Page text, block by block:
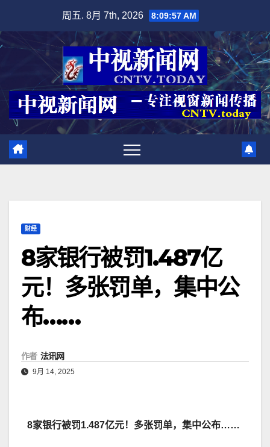
内
周五. 8月 7th, 2026 8:09:58 AM
财经
8家银行被罚1.487亿
元！多张罚单，集中公
布……
作者 法讯网
9月 14, 2025
8家银行被罚1.487亿元！多张罚单，集中公布……